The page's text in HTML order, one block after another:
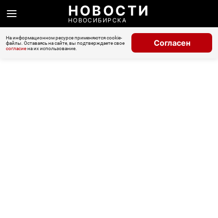
НОВОСТИ
НОВОСИБИРСКА
На информационном ресурсе применяются cookie-
файлы. Оставаясь на сайте, вы подтверждаете свое
согласиена их использование.
Согласен